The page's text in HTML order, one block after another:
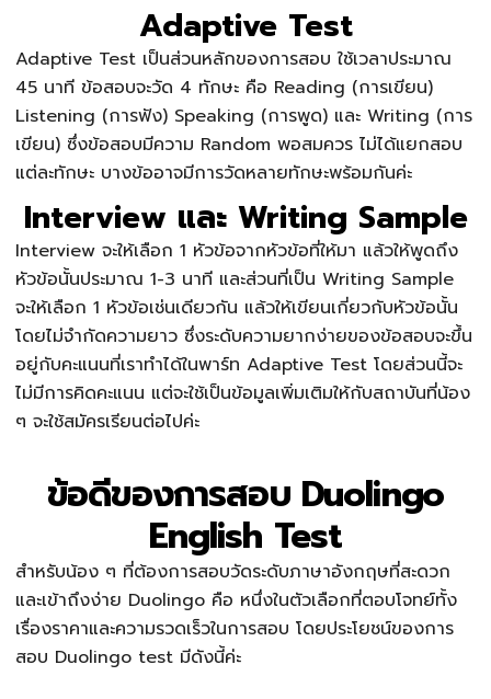
Adaptive Test
Adaptive Test เป็นส่วนหลักของการสอบ ใช้เวลาประมาณ
45 นาที ข้อสอบจะวัด 4 ทักษะ คือ Reading (การเขียน)
Listening (การฟัง) Speaking (การพูด) และ Writing (การ
เขียน) ซึ่งข้อสอบมีความ Random พอสมควร ไม่ได้แยกสอบ
แต่ละทักษะ บางข้ออาจมีการวัดหลายทักษะพร้อมกันค่ะ
Interview และ Writing Sample
Interview จะให้เลือก 1 หัวข้อจากหัวข้อที่ให้มา แล้วให้พูดถึง
หัวข้อนั้นประมาณ 1-3 นาที และส่วนที่เป็น Writing Sample
จะให้เลือก 1 หัวข้อเช่นเดียวกัน แล้วให้เขียนเกี่ยวกับหัวข้อนั้น
โดยไม่จำกัดความยาว ซึ่งระดับความยากง่ายของข้อสอบจะขึ้น
อยู่กับคะแนนที่เราทำได้ในพาร์ท Adaptive Test โดยส่วนนี้จะ
ไม่มีการคิดคะแนน แต่จะใช้เป็นข้อมูลเพิ่มเติมให้กับสถาบันที่น้อง
ๆ จะใช้สมัครเรียนต่อไปค่ะ
ข้อดีของการสอบ Duolingo
English Test
สำหรับน้อง ๆ ที่ต้องการสอบวัดระดับภาษาอังกฤษที่สะดวก
และเข้าถึงง่าย Duolingo คือ หนึ่งในตัวเลือกที่ตอบโจทย์ทั้ง
เรื่องราคาและความรวดเร็วในการสอบ โดยประโยชน์ของการ
สอบ Duolingo test มีดังนี้ค่ะ